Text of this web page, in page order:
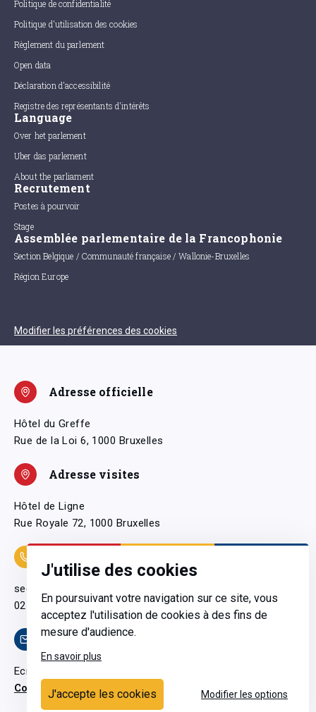
J'utilise des cookies
En poursuivant votre navigation sur ce site, vous
acceptez l'utilisation de cookies à des fins de
mesure d'audience.
En savoir plus
J'accepte les cookies Modifier les options
Politique de confidentialité
Politique d'utilisation des cookies
Règlement du parlement
Open data
Déclaration d'accessibilité
Registre des représentants d'intérêts
Language
Over het parlement
Uber das parlement
About the parliament
Recrutement
Postes à pourvoir
Stage
Assemblée parlementaire de la Francophonie
Section Belgique / Communauté française / Wallonie-Bruxelles
Région Europe
Modifier les préférences des cookies
Adresse officielle
Hôtel du Greffe
Rue de la Loi 6, 1000 Bruxelles
Adresse visites
Hôtel de Ligne
Rue Royale 72, 1000 Bruxelles
secretariatgeneral@pfwb.be
02 506 38 11
Contact
Ecrivez-nous
Contactez-nous